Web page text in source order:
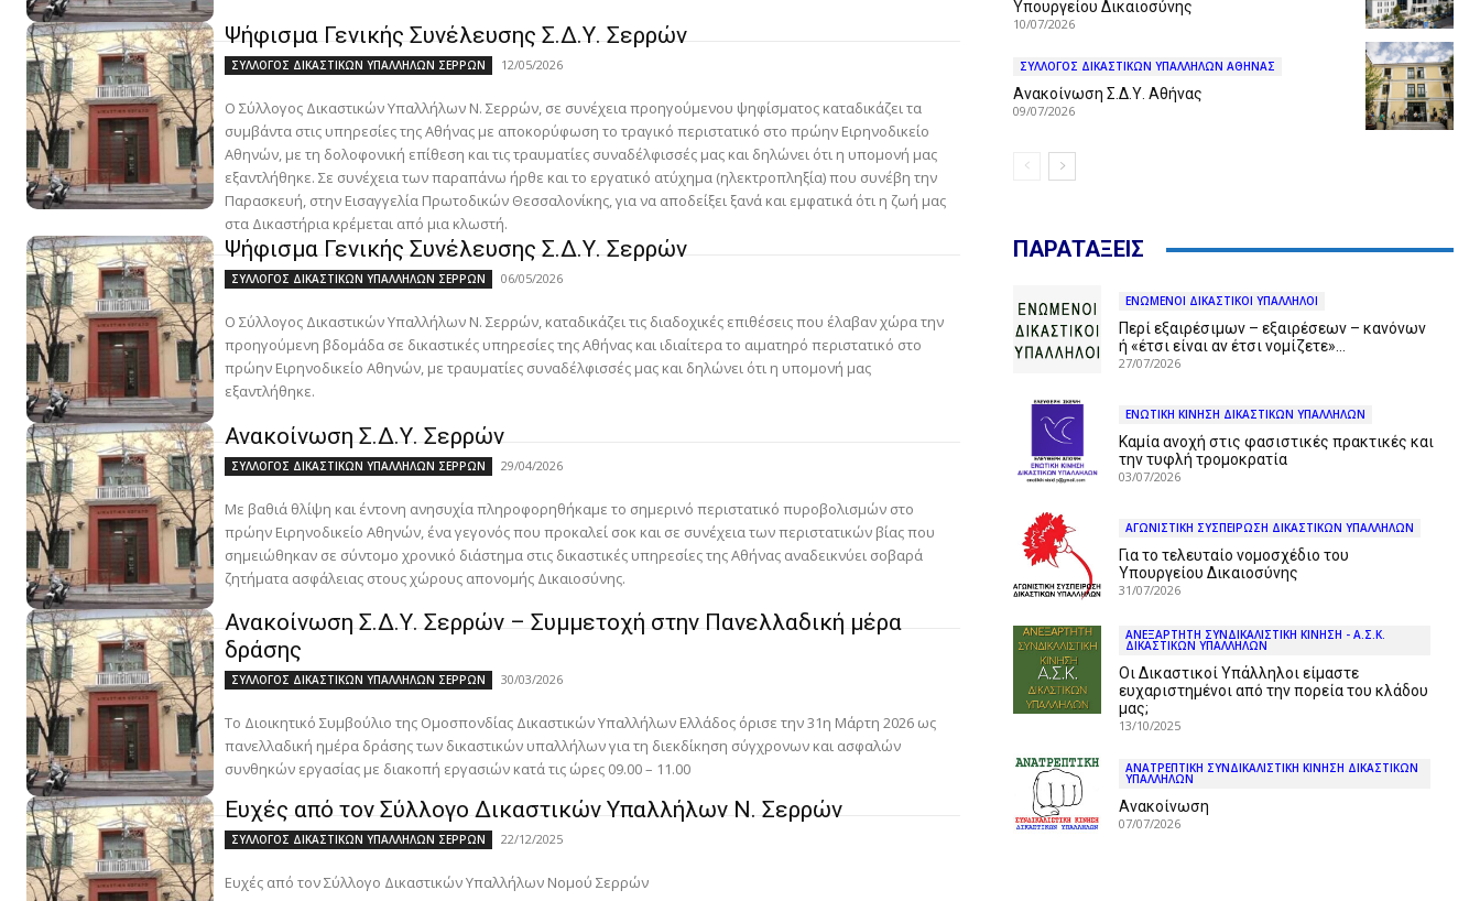
Ψήφισμα Γενικής Συνέλευσης Σ.Δ.Υ. Σερρών
ΣΥΛΛΟΓΟΣ ΔΙΚΑΣΤΙΚΩΝ ΥΠΑΛΛΗΛΩΝ ΣΕΡΡΩΝ 12/05/2026
Ο Σύλλογος Δικαστικών Υπαλλήλων Ν. Σερρών, σε συνέχεια προηγούμενου ψηφίσματος καταδικάζει τα
συμβάντα στις υπηρεσίες της Αθήνας με αποκορύφωση το τραγικό περιστατικό στο πρώην Ειρηνοδικείο
Αθηνών, με τη δολοφονική επίθεση και τις τραυματίες συναδέλφισσές μας και δηλώνει ότι η υπομονή μας
εξαντλήθηκε. Σε συνέχεια των παραπάνω ήρθε και το εργατικό ατύχημα (ηλεκτροπληξία) που συνέβη την
Παρασκευή, στην Εισαγγελία Πρωτοδικών Θεσσαλονίκης, για να αποδείξει ξανά και εμφατικά ότι η ζωή μας
στα Δικαστήρια κρέμεται από μια κλωστή.
Ψήφισμα Γενικής Συνέλευσης Σ.Δ.Υ. Σερρών
ΣΥΛΛΟΓΟΣ ΔΙΚΑΣΤΙΚΩΝ ΥΠΑΛΛΗΛΩΝ ΣΕΡΡΩΝ 06/05/2026
Ο Σύλλογος Δικαστικών Υπαλλήλων Ν. Σερρών, καταδικάζει τις διαδοχικές επιθέσεις που έλαβαν χώρα την
προηγούμενη βδομάδα σε δικαστικές υπηρεσίες της Αθήνας και ιδιαίτερα το αιματηρό περιστατικό στο
πρώην Ειρηνοδικείο Αθηνών, με τραυματίες συναδέλφισσές μας και δηλώνει ότι η υπομονή μας
εξαντλήθηκε.
Ανακοίνωση Σ.Δ.Υ. Σερρών
ΣΥΛΛΟΓΟΣ ΔΙΚΑΣΤΙΚΩΝ ΥΠΑΛΛΗΛΩΝ ΣΕΡΡΩΝ 29/04/2026
Με βαθιά θλίψη και έντονη ανησυχία πληροφορηθήκαμε το σημερινό περιστατικό πυροβολισμών στο
πρώην Ειρηνοδικείο Αθηνών, ένα γεγονός που προκαλεί σοκ και σε συνέχεια των περιστατικών βίας που
σημειώθηκαν σε σύντομο χρονικό διάστημα στις δικαστικές υπηρεσίες της Αθήνας αναδεικνύει σοβαρά
ζητήματα ασφάλειας στους χώρους απονομής Δικαιοσύνης.
Ανακοίνωση Σ.Δ.Υ. Σερρών – Συμμετοχή στην Πανελλαδική μέρα
δράσης
ΣΥΛΛΟΓΟΣ ΔΙΚΑΣΤΙΚΩΝ ΥΠΑΛΛΗΛΩΝ ΣΕΡΡΩΝ 30/03/2026
Το Διοικητικό Συμβούλιο της Ομοσπονδίας Δικαστικών Υπαλλήλων Ελλάδος όρισε την 31η Μάρτη 2026 ως
πανελλαδική ημέρα δράσης των δικαστικών υπαλλήλων για τη διεκδίκηση σύγχρονων και ασφαλών
συνθηκών εργασίας με διακοπή εργασιών κατά τις ώρες 09.00 – 11.00
Ευχές από τον Σύλλογο Δικαστικών Υπαλλήλων Ν. Σερρών
ΣΥΛΛΟΓΟΣ ΔΙΚΑΣΤΙΚΩΝ ΥΠΑΛΛΗΛΩΝ ΣΕΡΡΩΝ 22/12/2025
Ευχές από τον Σύλλογο Δικαστικών Υπαλλήλων Νομού Σερρών
Υπουργείου Δικαιοσύνης
10/07/2026
ΣΥΛΛΟΓΟΣ ΔΙΚΑΣΤΙΚΩΝ ΥΠΑΛΛΗΛΩΝ ΑΘΗΝΑΣ
Ανακοίνωση Σ.Δ.Υ. Αθήνας
09/07/2026
ΠΑΡΑΤΑΞΕΙΣ
ΕΝΩΜΕΝΟΙ ΔΙΚΑΣΤΙΚΟΙ ΥΠΑΛΛΗΛΟΙ
Περί εξαιρέσιμων – εξαιρέσεων – κανόνων
ή «έτσι είναι αν έτσι νομίζετε»…
27/07/2026
ΕΝΩΤΙΚΗ ΚΙΝΗΣΗ ΔΙΚΑΣΤΙΚΩΝ ΥΠΑΛΛΗΛΩΝ
Καμία ανοχή στις φασιστικές πρακτικές και
την τυφλή τρομοκρατία
03/07/2026
ΑΓΩΝΙΣΤΙΚΗ ΣΥΣΠΕΙΡΩΣΗ ΔΙΚΑΣΤΙΚΩΝ ΥΠΑΛΛΗΛΩΝ
Για το τελευταίο νομοσχέδιο του
Υπουργείου Δικαιοσύνης
31/07/2026
ΑΝΕΞΑΡΤΗΤΗ ΣΥΝΔΙΚΑΛΙΣΤΙΚΗ ΚΙΝΗΣΗ - Α.Σ.Κ.
ΔΙΚΑΣΤΙΚΩΝ ΥΠΑΛΛΗΛΩΝ
Οι Δικαστικοί Υπάλληλοι είμαστε
ευχαριστημένοι από την πορεία του κλάδου
μας;
13/10/2025
ΑΝΑΤΡΕΠΤΙΚΗ ΣΥΝΔΙΚΑΛΙΣΤΙΚΗ ΚΙΝΗΣΗ ΔΙΚΑΣΤΙΚΩΝ
ΥΠΑΛΛΗΛΩΝ
Ανακοίνωση
07/07/2026